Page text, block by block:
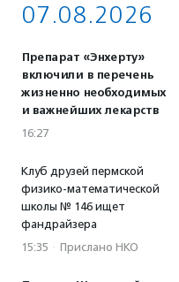
07.08.2026
Препарат «Энхерту»
включили в перечень
жизненно необходимых
и важнейших лекарств
16:27
Клуб друзей пермской
физико-математической
школы № 146 ищет
фандрайзера
15:35 · Прислано НКО